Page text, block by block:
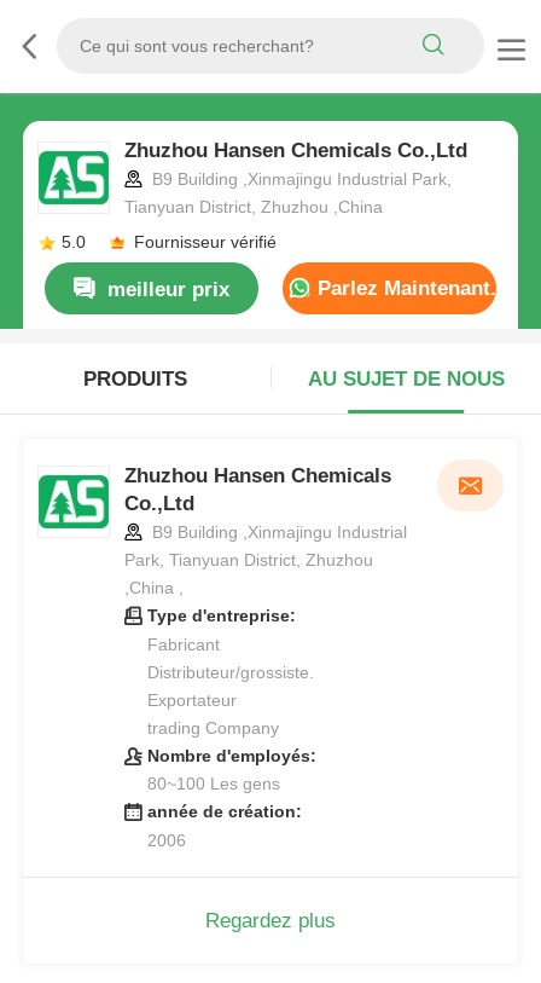
Zhuzhou Hansen Chemicals Co.,Ltd
B9 Building ,Xinmajingu Industrial Park,
Tianyuan District, Zhuzhou ,China
5.0
Fournisseur vérifié
meilleur prix Parlez Maintenant.
PRODUITS AU SUJET DE NOUS
Zhuzhou Hansen Chemicals
Co.,Ltd
B9 Building ,Xinmajingu Industrial
Park, Tianyuan District, Zhuzhou
,China ,
Type d'entreprise:
Fabricant
Distributeur/grossiste.
Exportateur
trading Company
Nombre d'employés:
80~100 Les gens
année de création:
2006
Regardez plus